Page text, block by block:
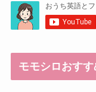
モモシロおすす